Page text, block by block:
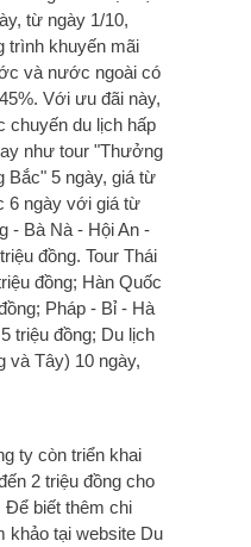
từ ngày 1/10,
trình khuyến mãi
và nước ngoài có
Với ưu đãi này,
chuyến du lịch hấp
như tour "Thưởng
Bắc" 5 ngày, giá từ
6 ngày với giá từ
- Bà Nà - Hội An -
đồng. Tour Thái
đồng; Hàn Quốc
Pháp - Bỉ - Hà
triệu đồng; Du lịch
và Tây) 10 ngày,
ty còn triển khai
2 triệu đồng cho
Để biết thêm chi
khảo tại website Du